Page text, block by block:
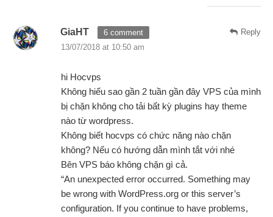
Reply
GiaHT
6 comment
13/07/2018 at 10:50 am
hi Hocvps
Không hiểu sao gần 2 tuần gần đây VPS của mình
bị chặn không cho tải bất kỳ plugins hay theme
nào từ wordpress.
Không biết hocvps có chức năng nào chặn
không? Nếu có hướng dẫn mình tắt với nhé
Bên VPS báo không chặn gì cả.
“An unexpected error occurred. Something may
be wrong with WordPress.org or this server’s
configuration. If you continue to have problems,